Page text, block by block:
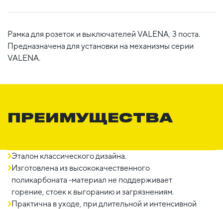
Рамка для розеток и выключателей VALENA, 3 поста.
Предназначена для установки на механизмы серии
VALENA.
ПРЕИМУЩЕСТВА
Эталон классического дизайна.
Изготовлена из высококачественного
поликарбоната -материал не поддерживает
горение, стоек к выгоранию и загрязнениям.
Практична в уходе, при длительной и интенсивной